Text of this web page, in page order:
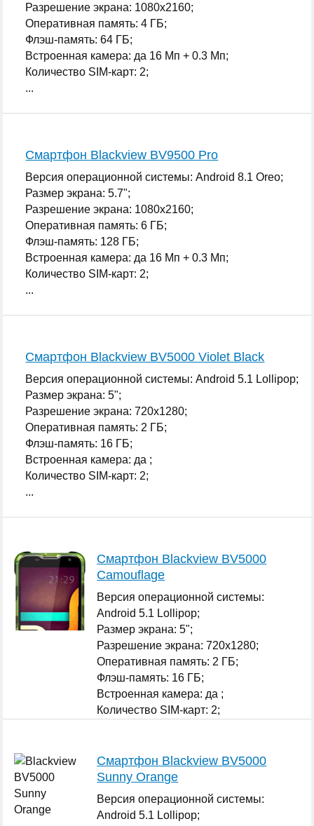
Разрешение экрана: 1080x2160;
Оперативная память: 4 ГБ;
Флэш-память: 64 ГБ;
Встроенная камера: да 16 Мп + 0.3 Мп;
Количество SIM-карт: 2;
...
Смартфон Blackview BV9500 Pro
Версия операционной системы: Android 8.1 Oreo;
Размер экрана: 5.7";
Разрешение экрана: 1080x2160;
Оперативная память: 6 ГБ;
Флэш-память: 128 ГБ;
Встроенная камера: да 16 Мп + 0.3 Мп;
Количество SIM-карт: 2;
...
Смартфон Blackview BV5000 Violet Black
Версия операционной системы: Android 5.1 Lollipop;
Размер экрана: 5";
Разрешение экрана: 720x1280;
Оперативная память: 2 ГБ;
Флэш-память: 16 ГБ;
Встроенная камера: да ;
Количество SIM-карт: 2;
...
Смартфон Blackview BV5000
Camouflage
Версия операционной системы:
Android 5.1 Lollipop;
Размер экрана: 5";
Разрешение экрана: 720x1280;
Оперативная память: 2 ГБ;
Флэш-память: 16 ГБ;
Встроенная камера: да ;
Количество SIM-карт: 2;
Смартфон Blackview BV5000
Sunny Orange
Версия операционной системы:
Android 5.1 Lollipop;